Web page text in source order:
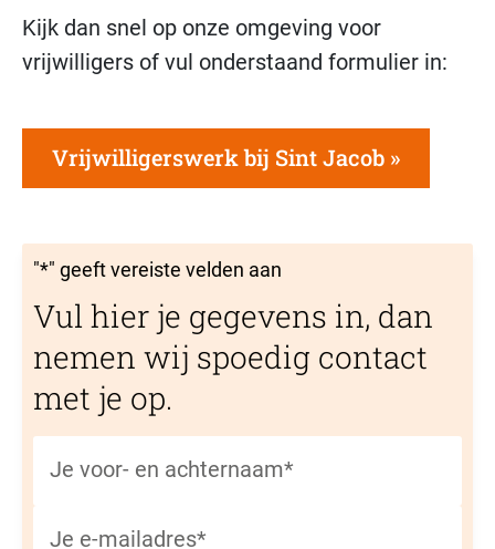
Kijk dan snel op onze omgeving voor
vrijwilligers of vul onderstaand formulier in:
Vrijwilligerswerk bij Sint Jacob
"*" geeft vereiste velden aan
Vul hier je gegevens in, dan
nemen wij spoedig contact
met je op.
Je voor- en achternaam*
Je e-mailadres*